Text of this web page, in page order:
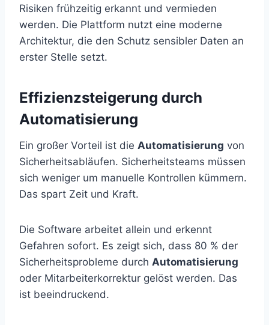
Risiken frühzeitig erkannt und vermieden
werden. Die Plattform nutzt eine moderne
Architektur, die den Schutz sensibler Daten an
erster Stelle setzt.
Effizienzsteigerung durch
Automatisierung
Ein großer Vorteil ist die Automatisierung von
Sicherheitsabläufen. Sicherheitsteams müssen
sich weniger um manuelle Kontrollen kümmern.
Das spart Zeit und Kraft.
Die Software arbeitet allein und erkennt
Gefahren sofort. Es zeigt sich, dass 80 % der
Sicherheitsprobleme durch Automatisierung
oder Mitarbeiterkorrektur gelöst werden. Das
ist beeindruckend.